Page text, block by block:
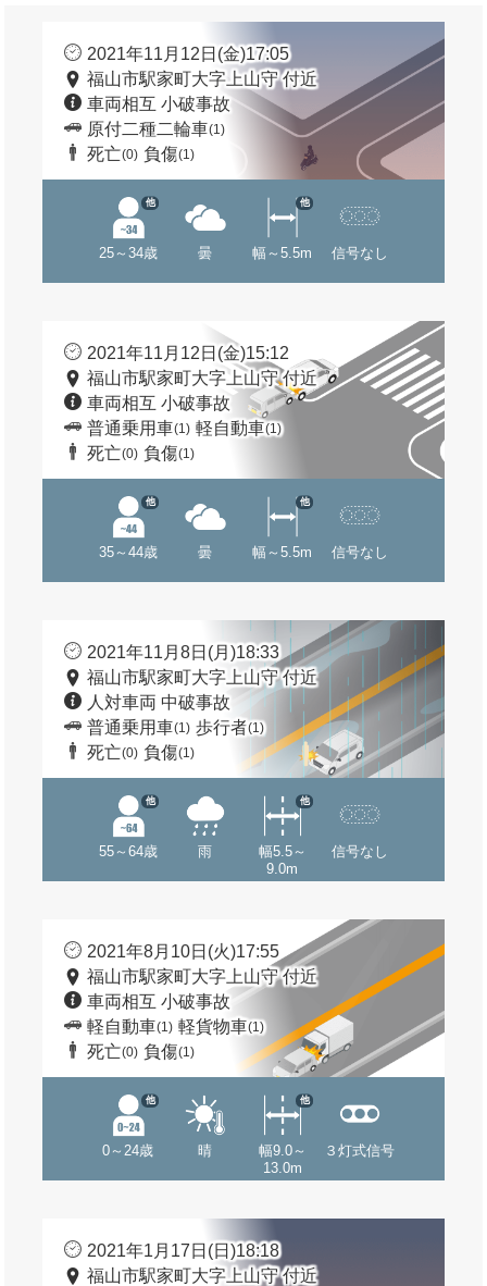
2021年11月12日(金)17:05
福山市駅家町大字上山守 付近
車両相互 小破事故
原付二種二輪車(1)
死亡(0) 負傷(1)
25～34歳
他
曇 幅～5.5m
他
信号なし
2021年11月12日(金)15:12
福山市駅家町大字上山守 付近
車両相互 小破事故
普通乗用車(1) 軽自動車(1)
死亡(0) 負傷(1)
35～44歳
他
曇 幅～5.5m
他
信号なし
2021年11月8日(月)18:33
福山市駅家町大字上山守 付近
人対車両 中破事故
普通乗用車(1) 歩行者(1)
死亡(0) 負傷(1)
55～64歳
他
雨
幅5.5～
9.0m
他
信号なし
2021年8月10日(火)17:55
福山市駅家町大字上山守 付近
車両相互 小破事故
軽自動車(1) 軽貨物車(1)
死亡(0) 負傷(1)
0～24歳
他
晴
幅9.0～
13.0m
他
３灯式信号
2021年1月17日(日)18:18
福山市駅家町大字上山守 付近